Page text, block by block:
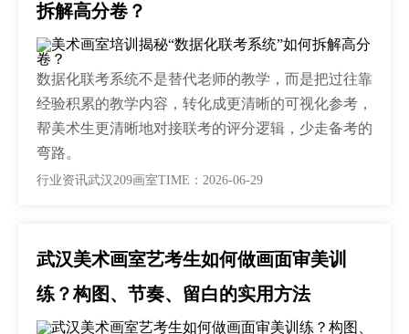
拆解高分卷？
数据化联考系统不是替代老师的教学，而是把过往靠
经验积累的教学内容，转化成更清晰的可视化参考，
帮美术生更清晰地对接联考的评分逻辑，少走备考的
弯路。
行业资讯武汉209画室TIME：2026-06-29
武汉美术画室艺考生如何做画面审美训
练？构图、节奏、留白的实用方法